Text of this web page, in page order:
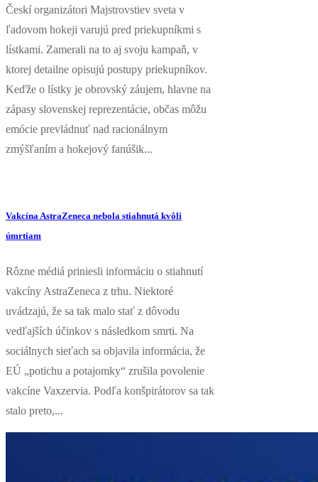
Českí organizátori Majstrovstiev sveta v
ľadovom hokeji varujú pred priekupníkmi s
lístkami. Zamerali na to aj svoju kampaň, v
ktorej detailne opisujú postupy priekupníkov.
Keďže o lístky je obrovský záujem, hlavne na
zápasy slovenskej reprezentácie, občas môžu
emócie prevládnuť nad racionálnym
zmýšľaním a hokejový fanúšik...
Vakcína AstraZeneca nebola stiahnutá kvôli
úmrtiam
Rôzne médiá priniesli informáciu o stiahnutí
vakcíny AstraZeneca z trhu. Niektoré
uvádzajú, že sa tak malo stať z dôvodu
vedľajších účinkov s následkom smrti. Na
sociálnych sieťach sa objavila informácia, že
EÚ „potichu a potajomky“ zrušila povolenie
vakcíne Vaxzervia. Podľa konšpirátorov sa tak
stalo preto,...